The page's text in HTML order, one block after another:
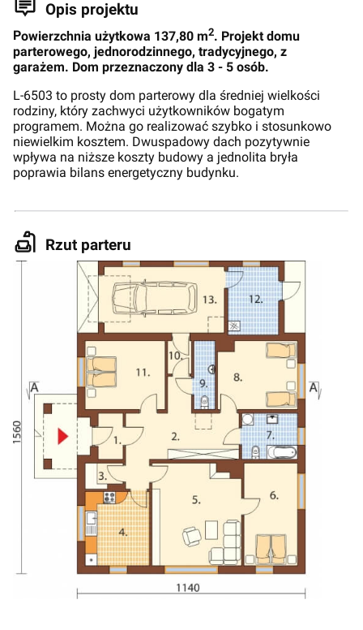
Opis projektu
Powierzchnia użytkowa 137,80 m2. Projekt domu
parterowego, jednorodzinnego, tradycyjnego, z
garażem. Dom przeznaczony dla 3 - 5 osób.
L-6503 to prosty dom parterowy dla średniej wielkości
rodziny, który zachwyci użytkowników bogatym
programem. Można go realizować szybko i stosunkowo
niewielkim kosztem. Dwuspadowy dach pozytywnie
wpływa na niższe koszty budowy a jednolita bryła
poprawia bilans energetyczny budynku.
Rzut parteru